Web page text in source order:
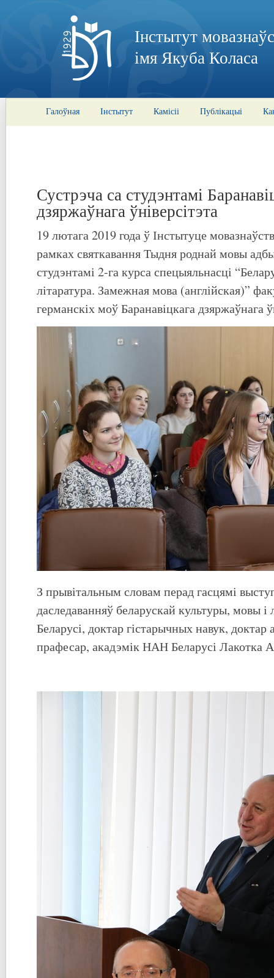
Інстытут
імя Якуба Коласа
Галоўная Інстытут Камісіі Публікацыі
Сустрэча са студэнтамі
дзяржаўнага ўніверсітэта
19 лютага 2019 года ў Інстытуце
рамках святкавання Тыдня роднай мовы
студэнтамі 2-га курса спецыяльнасці
літаратура. Замежная мова (англійская)”
германскіх моў Баранавіцкага дзяржаўнага
З прывітальным словам перад гасцямі
даследаванняў беларускай культуры, мовы
Беларусі, доктар гістарычных навук, доктар
прафесар, акадэмік НАН Беларусі Лакотка